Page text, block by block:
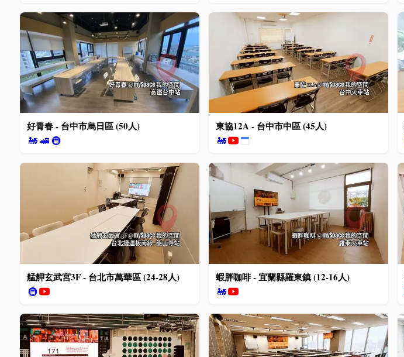
好青春 - 台中市烏日區 (50人)
🚂 🚅 🚇
東協12A - 台中市中區 (45人)
🚂
艋舺玄武宮3F - 台北市萬華區 (24-28人)
🚇
蝦胖咖啡 - 宜蘭縣羅東鎮 (12-16人)
🚂